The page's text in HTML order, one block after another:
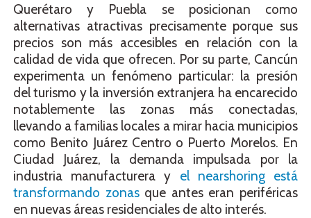
Querétaro y Puebla se posicionan como
alternativas atractivas precisamente porque sus
precios son más accesibles en relación con la
calidad de vida que ofrecen. Por su parte, Cancún
experimenta un fenómeno particular: la presión
del turismo y la inversión extranjera ha encarecido
notablemente las zonas más conectadas,
llevando a familias locales a mirar hacia municipios
como Benito Juárez Centro o Puerto Morelos. En
Ciudad Juárez, la demanda impulsada por la
industria manufacturera y el nearshoring está
transformando zonasque antes eran periféricas
en nuevas áreas residenciales de alto interés.